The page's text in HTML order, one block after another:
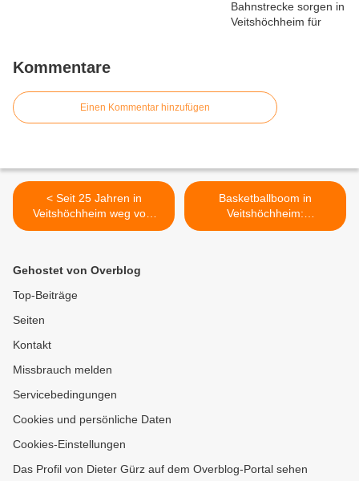
Kommentare
Einen Kommentar hinzufügen
< Seit 25 Jahren in
Veitshöchheim weg vom
Sarg und hin zur Urne:
Friedhof an der
Martinskapelle um 52
Kammern - 81 Prozent
Urnenbestattungen im Jahr
Basketballboom in
Veitshöchheim:
Bürgermeister sagte der
Gehostet von Overblog
Top-Beiträge
Seiten
Kontakt
Missbrauch melden
Servicebedingungen
Cookies und persönliche Daten
Cookies-Einstellungen
Das Profil von Dieter Gürz auf dem Overblog-Portal sehen